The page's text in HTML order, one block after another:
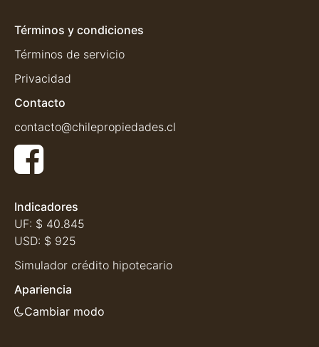
Términos y condiciones
Términos de servicio
Privacidad
Contacto
contacto@chilepropiedades.cl
Indicadores
UF: $ 40.845
USD: $ 925
Simulador crédito hipotecario
Apariencia
Cambiar modo